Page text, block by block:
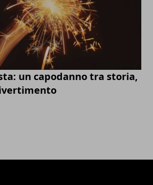
un capodanno tra storia,